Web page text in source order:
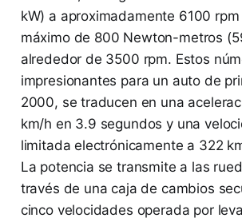
kW) a aproximadamente 6100
máximo de 800 Newton-metros
alrededor de 3500 rpm. Estos
impresionantes para un auto de
2000, se traducen en una
km/h en 3.9 segundos y una
limitada electrónicamente a 322
La potencia se transmite a las
través de una caja de cambios
cinco velocidades operada por